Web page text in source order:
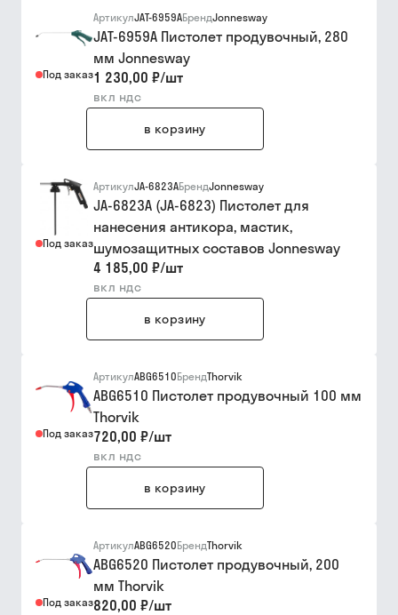
Под заказ
АртикулJAT-6959AБрендJonnesway
JAT-6959A Пистолет продувочный, 280
мм Jonnesway
1 230,00 ₽/шт
вкл ндс
в корзину
Под заказ
АртикулJA-6823AБрендJonnesway
JA-6823A (JA-6823) Пистолет для
нанесения антикора, мастик,
шумозащитных составов Jonnesway
4 185,00 ₽/шт
вкл ндс
в корзину
Под заказ
АртикулABG6510БрендThorvik
ABG6510 Пистолет продувочный 100 мм
Thorvik
720,00 ₽/шт
вкл ндс
в корзину
Под заказ
АртикулABG6520БрендThorvik
ABG6520 Пистолет продувочный, 200
мм Thorvik
820,00 ₽/шт